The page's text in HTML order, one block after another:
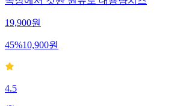
목장에서 갓짠 원유로 대용량치즈
19,900원
45%10,900원
4.5